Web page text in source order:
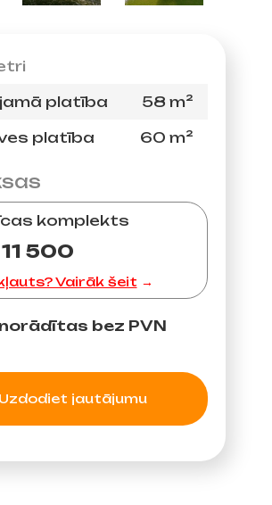
platība
58 m²
platība
60 m²
komplekts
11 500
Vairāk šeit
bez PVN
Uzdodiet jautājumu